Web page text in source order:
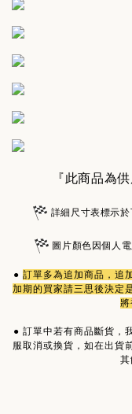
『此商品為
詳細尺寸表標示
圖片顏色因個人
● 訂單多為追加商品 ，追
加期的買家請三思後決定
● 訂單中若有商品斷貨，
服取消或換貨，如在出貨